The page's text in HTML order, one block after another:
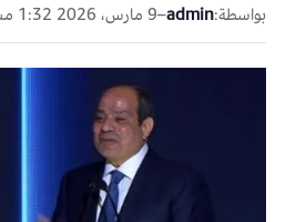
بواسطة:admin
–9 مارس، 2026 1:32 مساءً